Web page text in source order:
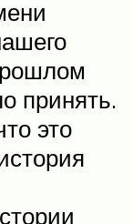
принять.
это